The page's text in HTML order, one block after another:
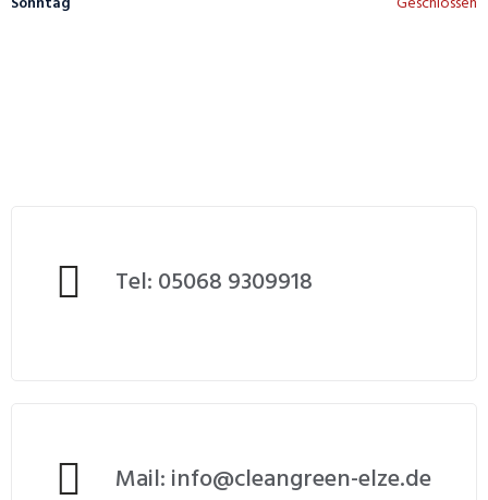
Tel: 05068 9309918
Mail: info@cleangreen-elze.de